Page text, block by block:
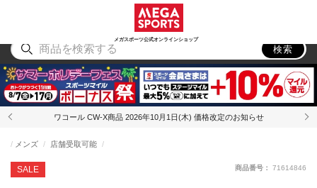
メガスポーツ公式オンラインショップ
アウトドア
検索
ワコール CW-X商品 2026年10月1日(木) 価格改定のお知らせ
SALE
メンズ 店舗受取可能
商品番号： 71614846